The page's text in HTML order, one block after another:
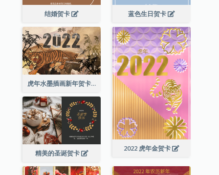
结婚贺卡 蓝色生日贺卡
虎年水墨插画新年贺卡
2022 虎年金贺卡
精美的圣诞贺卡